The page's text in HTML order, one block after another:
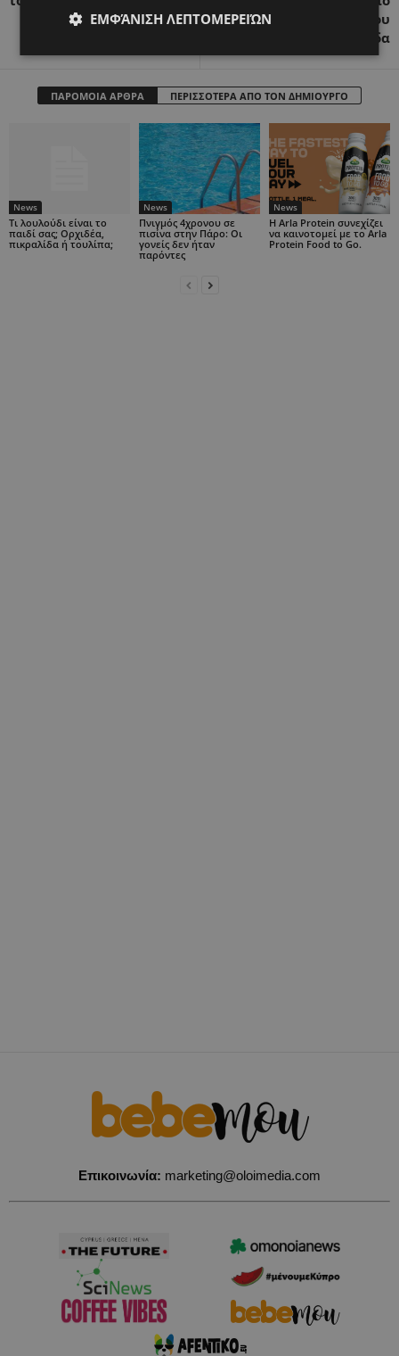
καρκίνο του ενδομητρίου
στην Ελλάδα
ΠΑΡΟΜΟΙΑ ΑΡΘΡΑ ΠΕΡΙΣΣΟΤΕΡΑ ΑΠΟ ΤΟΝ ΔΗΜΙΟΥΡΓΟ
News
Τι λουλούδι είναι το
παιδί σας; Ορχιδέα,
πικραλίδα ή τουλίπα;
News
Πνιγμός 4χρονου σε
πισίνα στην Πάρο: Οι
γονείς δεν ήταν
παρόντες
News
Η Arla Protein συνεχίζει
να καινοτομεί με το Arla
Protein Food to Go.
Επικοινωνία: marketing@oloimedia.com
ΕΜΦΆΝΙΣΗ ΛΕΠΤΟΜΕΡΕΙΏΝ